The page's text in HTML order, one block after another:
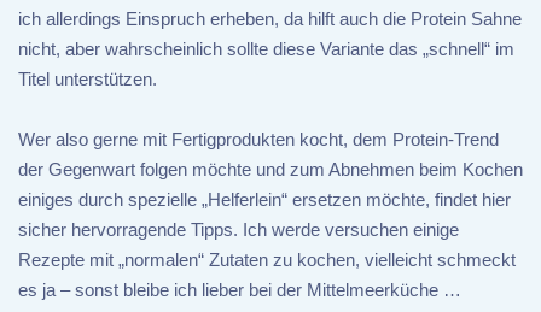
ich allerdings Einspruch erheben, da hilft auch die Protein Sahne
nicht, aber wahrscheinlich sollte diese Variante das „schnell“ im
Titel unterstützen.
Wer also gerne mit Fertigprodukten kocht, dem Protein-Trend
der Gegenwart folgen möchte und zum Abnehmen beim Kochen
einiges durch spezielle „Helferlein“ ersetzen möchte, findet hier
sicher hervorragende Tipps. Ich werde versuchen einige
Rezepte mit „normalen“ Zutaten zu kochen, vielleicht schmeckt
es ja – sonst bleibe ich lieber bei der Mittelmeerküche …